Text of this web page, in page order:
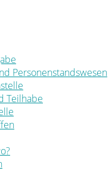
& öffentliche
Personenstandswesen
Teilhabe